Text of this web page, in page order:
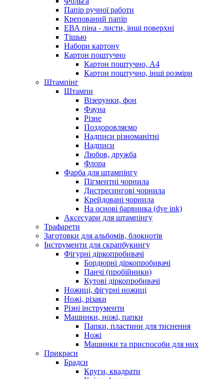
Папір ручної работи
Крепований папір
ЕВА піна - листи, інші поверхні
Тішью
Набори картону
Картон поштучно
Картон поштучно, А4
Картон поштучно, інші розміри
Штампінг
Штампи
Візерунки, фон
Фауна
Різне
Поздоровляємо
Надписи різноманітні
Надписи
Любов, дружба
Флора
Фарба для штампінгу
Пігментні чорнила
Дистресингові чорнила
Крейдовані чорнила
На основі барвника (dye ink)
Аксесуари для штампінгу
Трафарети
Заготовки для альбомів, блокнотів
Інструменти для скрапбукингу
Фігурні діркопробивачі
Бордюрні діркопробивачі
Панчі (пробійники)
Кутові діркопробивачі
Ножиці, фігурні ножиці
Ножі, різаки
Різні інструменти
Машинки, ножі, папки
Папки, пластини для тиснення
Ножі
Машинки та приспособи для них
Прикраси
Брадси
Круги, квадрати